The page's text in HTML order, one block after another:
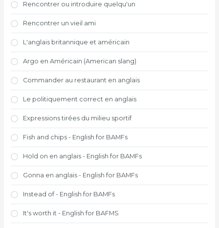
Rencontrer ou introduire quelqu'un
Rencontrer un vieil ami
L'anglais britannique et américain
Argo en Américain (American slang)
Commander au restaurant en anglais
Le politiquement correct en anglais
Expressions tirées du milieu sportif
Fish and chips - English for BAMFs
Hold on en anglais - English for BAMFs
Gonna en anglais - English for BAMFs
Instead of - English for BAMFs
It's worth it - English for BAFMS